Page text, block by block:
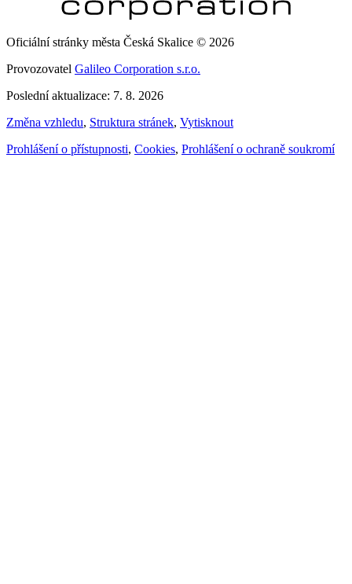
Oficiální stránky města Česká Skalice © 2026
Provozovatel Galileo Corporation s.r.o.
Poslední aktualizace: 7. 8. 2026
Změna vzhledu, Struktura stránek, Vytisknout
Prohlášení o přístupnosti, Cookies, Prohlášení o ochraně soukromí